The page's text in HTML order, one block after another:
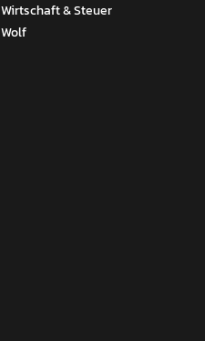
Wirtschaft & Steuer
Wolf